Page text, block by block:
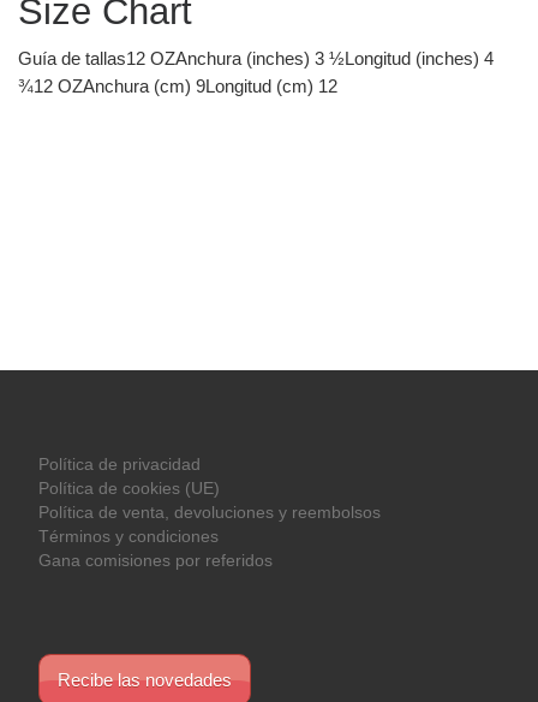
Size Chart
Guía de tallas12 OZAnchura (inches) 3 ½Longitud (inches) 4
¾12 OZAnchura (cm) 9Longitud (cm) 12
Política de privacidad
Política de cookies (UE)
Política de venta, devoluciones y reembolsos
Términos y condiciones
Gana comisiones por referidos
Recibe las novedades